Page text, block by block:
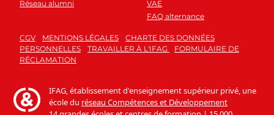
Réseau alumni
VAE
FAQ alternance
CGV MENTIONS LÉGALES
CHARTE DES DONNÉES
PERSONNELLES
TRAVAILLER À L'IFAG
FORMULAIRE DE
RÉCLAMATION